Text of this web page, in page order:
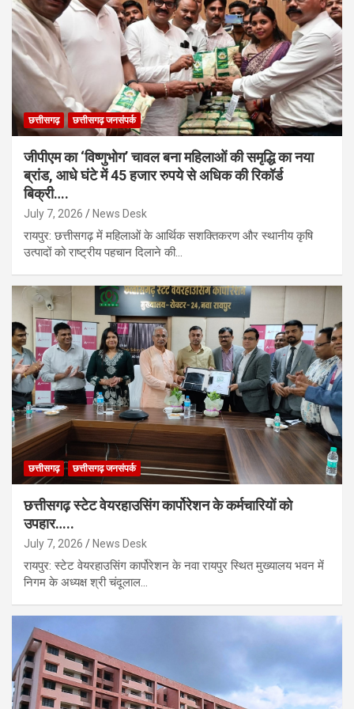
छत्तीसगढ़ छत्तीसगढ़ जनसंपर्क
जीपीएम का ‘विष्णुभोग’ चावल बना महिलाओं की समृद्धि का नया
ब्रांड, आधे घंटे में 45 हजार रुपये से अधिक की रिकॉर्ड
बिक्री….
July 7, 2026 News Desk
रायपुर: छत्तीसगढ़ में महिलाओं के आर्थिक सशक्तिकरण और स्थानीय कृषि
उत्पादों को राष्ट्रीय पहचान दिलाने की…
छत्तीसगढ़ छत्तीसगढ़ जनसंपर्क
छत्तीसगढ़ स्टेट वेयरहाउसिंग कार्पोरेशन के कर्मचारियों को
उपहार…..
July 7, 2026 News Desk
रायपुर: स्टेट वेयरहाउसिंग कार्पोरेशन के नवा रायपुर स्थित मुख्यालय भवन में
निगम के अध्यक्ष श्री चंदूलाल…